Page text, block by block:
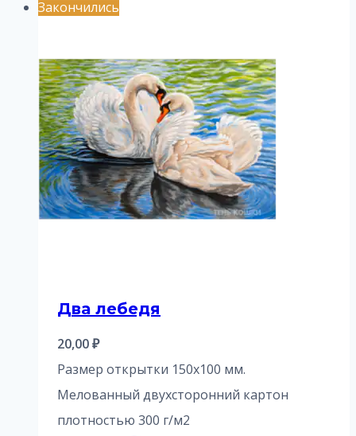
Закончились
Два лебедя
20,00₽
Размер открытки 150х100 мм.
Мелованный двухсторонний картон
плотностью 300 г/м2